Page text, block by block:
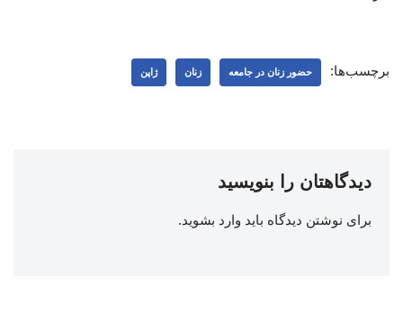
برچسب‌ها: حضور زنان در جامعه زنان ژاپن
دیدگاهتان را بنویسید
برای نوشتن دیدگاه باید وارد بشوید.